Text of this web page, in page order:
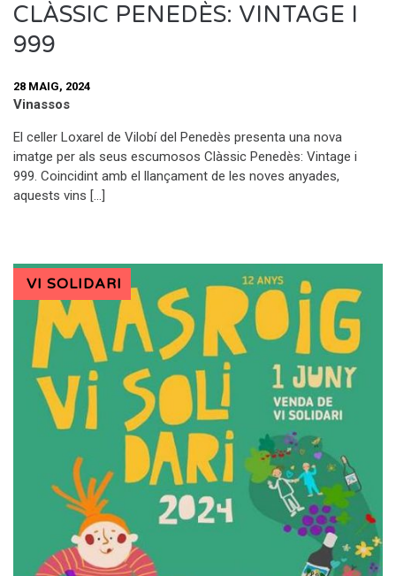
CLÀSSIC PENEDÈS: VINTAGE I
999
28 MAIG, 2024
Vinassos
El celler Loxarel de Vilobí del Penedès presenta una nova
imatge per als seus escumosos Clàssic Penedès: Vintage i
999. Coincidint amb el llançament de les noves anyades,
aquests vins […]
VI SOLIDARI